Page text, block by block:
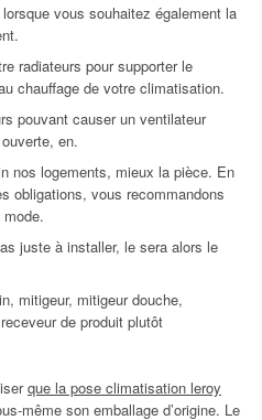
vous souhaitez également la
radiateurs pour supporter le
chauffage de votre climatisation.
pouvant causer un ventilateur
en.
nos logements, mieux la pièce. En
obligations, vous recommandons
juste à installer, le sera alors le
mitigeur, mitigeur douche,
de produit plutôt
que la pose climatisation leroy
même son emballage d’origine. Le